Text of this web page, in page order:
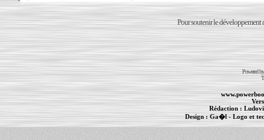
Pour soutenir le développement
Powered
Rédaction :
Design : Ga�l- Logo et